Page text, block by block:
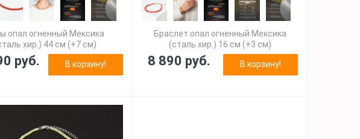
опал огненный Мексика
хир.) 44 см (+7 см)
руб. В корзину!
Браслет опал огненный Мексика
(сталь хир.) 16 см (+3 см)
8 890 руб. В корзину!